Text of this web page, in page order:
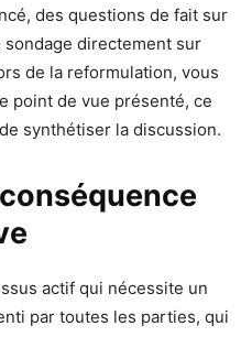
des questions de fait sur
directement sur
de la reformulation, vous
point de vue présenté, ce
synthétiser la discussion.
actif qui nécessite un
par toutes les parties, qui